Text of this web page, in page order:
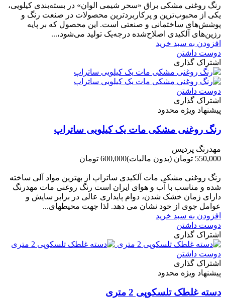
رنگ روغنی مشکی براق «سحر شیمی الوان» در بسته‌بندی کیلویی،
یکی از محبوب‌ترین و پرکاربردترین محصولات در صنعت رنگ و
پوشش‌های ساختمانی و صنعتی است. این محصول که بر پایه
رزین‌های آلکیدی اصلاح‌شده درجه‌یک تولید می‌شود،...
افزودن به سبد خرید
دوست داشتن
اشتراک گذاری
دوست داشتن
اشتراک گذاری
پیشنهاد ویژه محدود
رنگ روغنی مشکی مات یک کیلویی ساتراپ
مهدرنگ پردیس
550,000 تومان
(بدون مالیات)600,000 تومان
رنگ روغنی مشکی مات آلکیدی ساتراپ از بهترین مواد آلی ساخته
شده و مناسب با آب و هوای ایران است رنگ روغنی مات مهدرنگ
دارای زﻣﺎن ﺧﺸﮏ ﺷﺪن، دوام ﭘﺎﯾﺪاری عالی در ﺑﺮاﺑﺮ ﺳﺎﯾﺶ و
ﻋﻮاﻣﻞ ﺟﻮی از ﺧﻮد ﻧﺸﺎن ﻣﯽ دﻫﺪ. ﻟﺬا ﺟﻬﺖ ﻣﺤﯿﻄ‌‌ﻬﺎی...
افزودن به سبد خرید
دوست داشتن
اشتراک گذاری
دوست داشتن
اشتراک گذاری
پیشنهاد ویژه محدود
دسته غلطک تلسکوپی 2 متری